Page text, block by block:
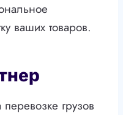
ваших товаров.
грузов